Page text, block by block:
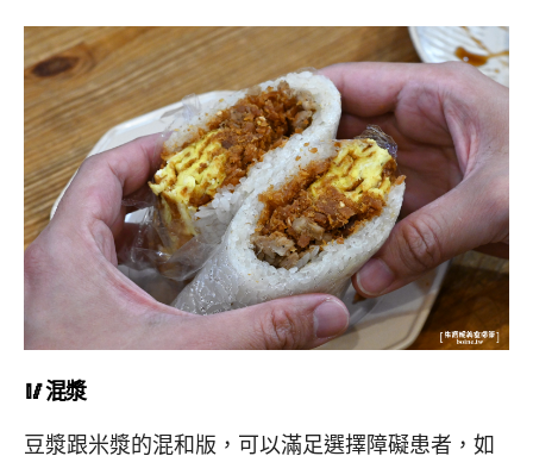
🥢混漿
豆漿跟米漿的混和版，可以滿足選擇障礙患者，如